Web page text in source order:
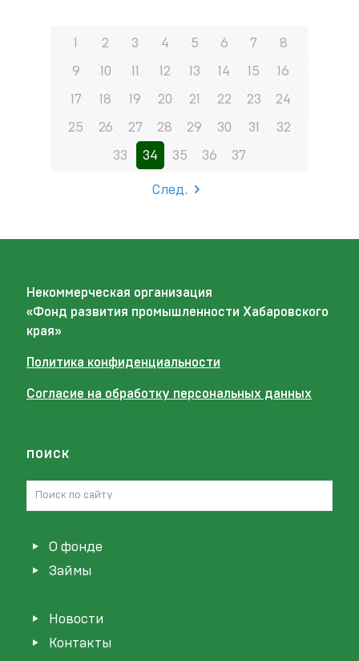
1 2 3 4 5 6 7 8
9 10 11 12 13 14 15 16
17 18 19 20 21 22 23 24
25 26 27 28 29 30 31 32
33 34 35 36 37
След.
Некоммерческая организация
«Фонд развития промышленности Хабаровского
края»
Политика конфиденциальности
Согласие на обработку персональных данных
поиск
О фонде
Займы
Новости
Контакты